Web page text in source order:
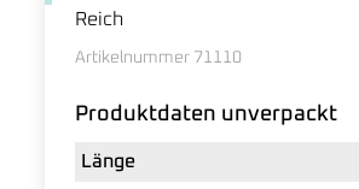
Reich
Artikelnummer 71110
Produktdaten unverpackt
Länge